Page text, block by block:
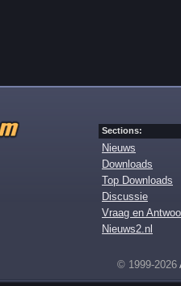
Sections:
Nieuws
Downloads
Top Downloads
Discussie
Vraag en
Nieuws2.nl
© 1999-2026